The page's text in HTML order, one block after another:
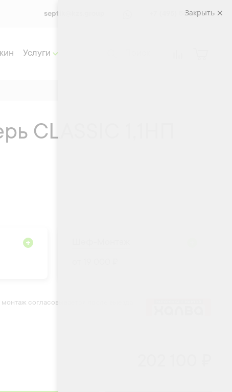
septik@kzs.group +7 (495) 565 33 72
Услуги
CLASSIC 1,1НП
согласовывается после выезда
Закрыть